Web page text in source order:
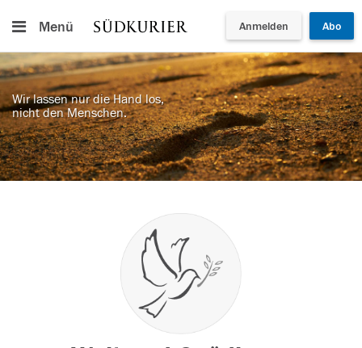
Menü Anmelden Abo
Wir lassen nur die Hand los,
nicht den Menschen.